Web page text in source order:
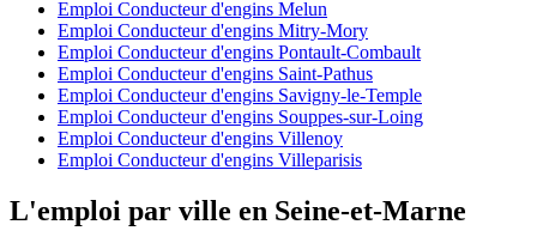
Emploi Conducteur d'engins Melun
Emploi Conducteur d'engins Mitry-Mory
Emploi Conducteur d'engins Pontault-Combault
Emploi Conducteur d'engins Saint-Pathus
Emploi Conducteur d'engins Savigny-le-Temple
Emploi Conducteur d'engins Souppes-sur-Loing
Emploi Conducteur d'engins Villenoy
Emploi Conducteur d'engins Villeparisis
L'emploi par ville en Seine-et-Marne